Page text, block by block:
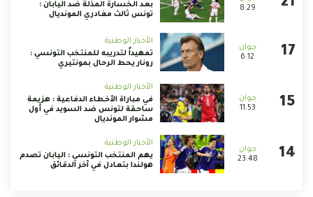
8:29
بعد الخسارة المذلة ضد اليابان :
تونس ثالث مغادري المونديال
6:12
الأخبار الوطنية
تمهيداً لتدريبه للمنتخب التونسي :
رونار يحط الرحال بمونتيري
11:53
الأخبار الوطنية
في مباراة الأخطاء الدفاعية : هزيمة
ساحقة لتونس ضد السويد في أول
مشوار المونديال
23:48
الأخبار الوطنية
يهم المنتخب التونسي : اليابان تصدم
هولندا بتعادل في آخر الدقائق